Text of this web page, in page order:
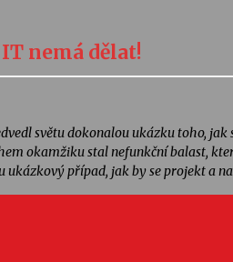
nemá dělat!
světu dokonalou ukázku toho, jak
okamžiku stal nefunkční balast,
případ, jak by se projekt a